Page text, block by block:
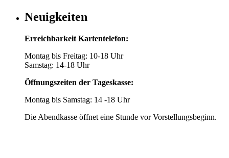
Neuigkeiten
Erreichbarkeit Kartentelefon:
Montag bis Freitag: 10-18 Uhr
Samstag: 14-18 Uhr
Öffnungszeiten der Tageskasse:
Montag bis Samstag: 14 -18 Uhr
Die Abendkasse öffnet eine Stunde vor Vorstellungsbeginn.